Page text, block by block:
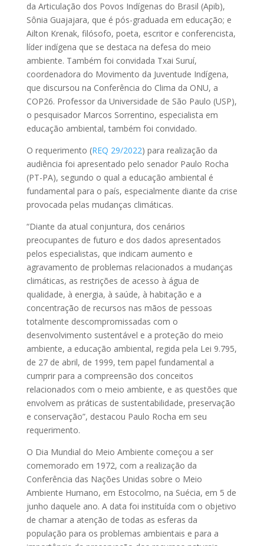
da Articulação dos Povos Indígenas do Brasil (Apib),
Sônia Guajajara, que é pós-graduada em educação; e
Ailton Krenak, filósofo, poeta, escritor e conferencista,
líder indígena que se destaca na defesa do meio
ambiente. Também foi convidada Txai Suruí,
coordenadora do Movimento da Juventude Indígena,
que discursou na Conferência do Clima da ONU, a
COP26. Professor da Universidade de São Paulo (USP),
o pesquisador Marcos Sorrentino, especialista em
educação ambiental, também foi convidado.
O requerimento (REQ 29/2022) para realização da
audiência foi apresentado pelo senador Paulo Rocha
(PT-PA), segundo o qual a educação ambiental é
fundamental para o país, especialmente diante da crise
provocada pelas mudanças climáticas.
“Diante da atual conjuntura, dos cenários
preocupantes de futuro e dos dados apresentados
pelos especialistas, que indicam aumento e
agravamento de problemas relacionados a mudanças
climáticas, as restrições de acesso à água de
qualidade, à energia, à saúde, à habitação e a
concentração de recursos nas mãos de pessoas
totalmente descompromissadas com o
desenvolvimento sustentável e a proteção do meio
ambiente, a educação ambiental, regida pela Lei 9.795,
de 27 de abril, de 1999, tem papel fundamental a
cumprir para a compreensão dos conceitos
relacionados com o meio ambiente, e as questões que
envolvem as práticas de sustentabilidade, preservação
e conservação”, destacou Paulo Rocha em seu
requerimento.
O Dia Mundial do Meio Ambiente começou a ser
comemorado em 1972, com a realização da
Conferência das Nações Unidas sobre o Meio
Ambiente Humano, em Estocolmo, na Suécia, em 5 de
junho daquele ano. A data foi instituída com o objetivo
de chamar a atenção de todas as esferas da
população para os problemas ambientais e para a